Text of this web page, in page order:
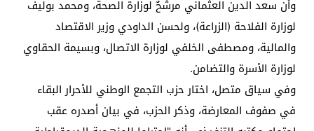
وأن سعد الدين العثماني مرشحٌ لوزارة الصحة، ومحمد بوليف
لوزارة الفلاحة (الزراعة)، ولحسن الداودي وزير الاقتصاد
والمالية، ومصطفى الخلفي لوزارة الاتصال، وبسيمة الحقاوي
لوزارة الأسرة والتضامن.
وفي سياق متصل، اختار حزب التجمع الوطني للأحرار البقاء
في صفوف المعارضة، وذكر الحزب، في بيان أصدره عقب